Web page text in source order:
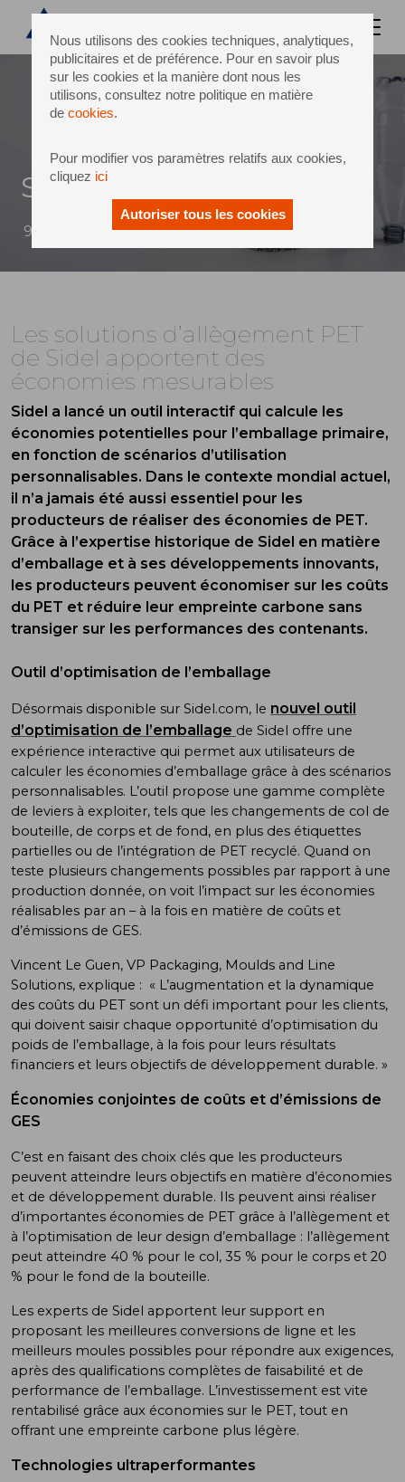
Nous utilisons des cookies techniques, analytiques,
publicitaires et de préférence. Pour en savoir plus
sur les cookies et la manière dont nous les
utilisons, consultez notre politique en matière
de cookies.
Pour modifier vos paramètres relatifs aux cookies,
cliquez ici
Autoriser tous les cookies
Sidel
9 Avril 2026
Les solutions d’allègement PET
de Sidel apportent des
économies mesurables
Sidel a lancé un outil interactif qui calcule les
économies potentielles pour l’emballage primaire,
en fonction de scénarios d’utilisation
personnalisables. Dans le contexte mondial actuel,
il n’a jamais été aussi essentiel pour les
producteurs de réaliser des économies de PET.
Grâce à l’expertise historique de Sidel en matière
d’emballage et à ses développements innovants,
les producteurs peuvent économiser sur les coûts
du PET et réduire leur empreinte carbone sans
transiger sur les performances des contenants.
Outil d’optimisation de l’emballage
Désormais disponible sur Sidel.com, le nouvel outil
d’optimisation de l’emballage de Sidel offre une
expérience interactive qui permet aux utilisateurs de
calculer les économies d’emballage grâce à des scénarios
personnalisables. L’outil propose une gamme complète
de leviers à exploiter, tels que les changements de col de
bouteille, de corps et de fond, en plus des étiquettes
partielles ou de l’intégration de PET recyclé. Quand on
teste plusieurs changements possibles par rapport à une
production donnée, on voit l’impact sur les économies
réalisables par an – à la fois en matière de coûts et
d’émissions de GES.
Vincent Le Guen, VP Packaging, Moulds and Line
Solutions, explique : « L’augmentation et la dynamique
des coûts du PET sont un défi important pour les clients,
qui doivent saisir chaque opportunité d’optimisation du
poids de l’emballage, à la fois pour leurs résultats
financiers et leurs objectifs de développement durable. »
Économies conjointes de coûts et d’émissions de
GES
C’est en faisant des choix clés que les producteurs
peuvent atteindre leurs objectifs en matière d’économies
et de développement durable. Ils peuvent ainsi réaliser
d’importantes économies de PET grâce à l’allègement et
à l’optimisation de leur design d’emballage : l’allègement
peut atteindre 40 % pour le col, 35 % pour le corps et 20
% pour le fond de la bouteille.
Les experts de Sidel apportent leur support en
proposant les meilleures conversions de ligne et les
meilleurs moules possibles pour répondre aux exigences,
après des qualifications complètes de faisabilité et de
performance de l’emballage. L’investissement est vite
rentabilisé grâce aux économies sur le PET, tout en
offrant une empreinte carbone plus légère.
Technologies ultraperformantes